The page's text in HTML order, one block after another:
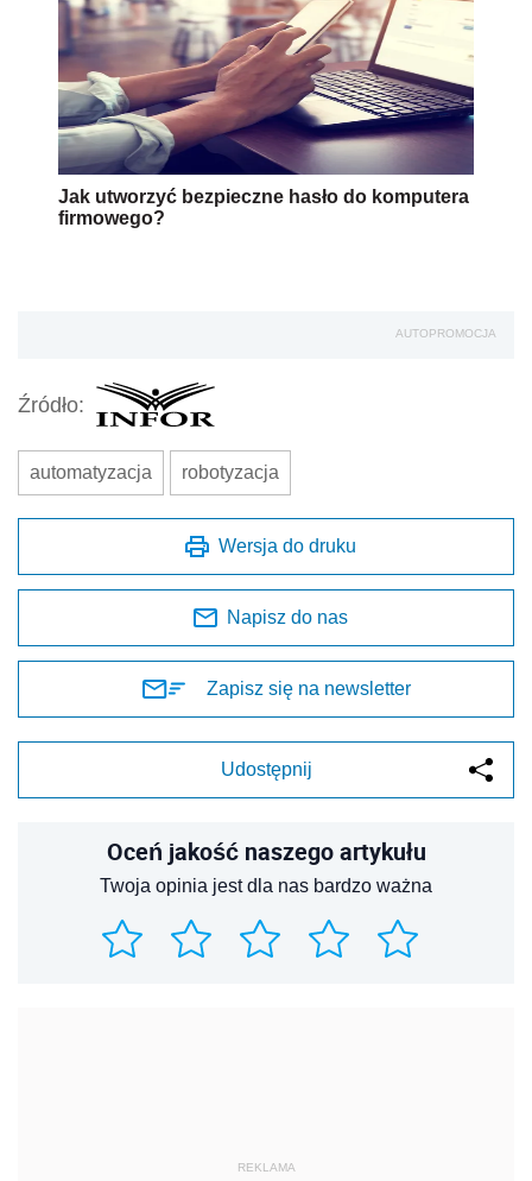
Jak utworzyć bezpieczne hasło do komputera
firmowego?
AUTOPROMOCJA
Źródło:
automatyzacja robotyzacja
Wersja do druku
Napisz do nas
Zapisz się na newsletter
Udostępnij
Oceń jakość naszego artykułu
Twoja opinia jest dla nas bardzo ważna
REKLAMA